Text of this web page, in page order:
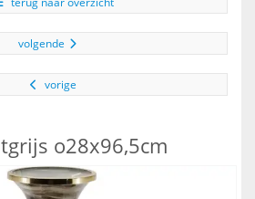
volgende
vorige
o28x96,5cm